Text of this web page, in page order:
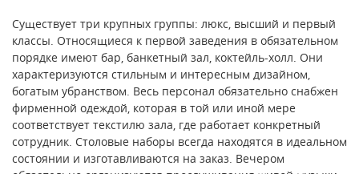
Существует три крупных группы: люкс, высший и первый
классы. Относящиеся к первой заведения в обязательном
порядке имеют бар, банкетный зал, коктейль-холл. Они
характеризуются стильным и интересным дизайном,
богатым убранством. Весь персонал обязательно снабжен
фирменной одеждой, которая в той или иной мере
соответствует текстилю зала, где работает конкретный
сотрудник. Столовые наборы всегда находятся в идеальном
состоянии и изготавливаются на заказ. Вечером